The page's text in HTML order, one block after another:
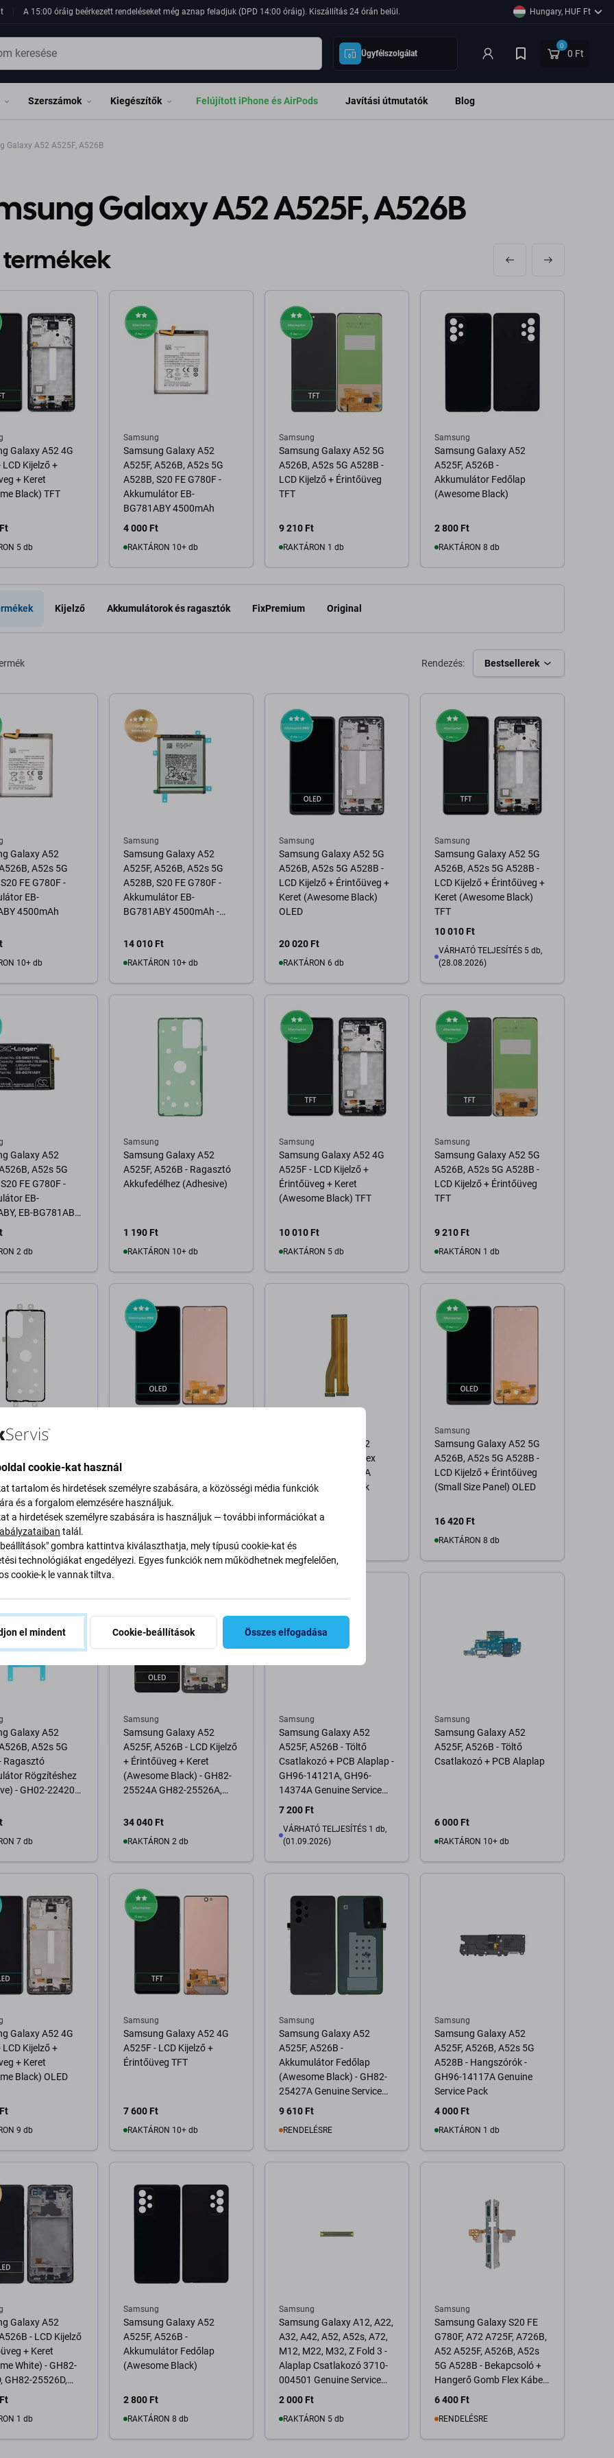
A 15:00 óráig beérkezett rendeléseket még aznap feladjuk (DPD 14:00 óráig). Kiszállítás 24 órán belül. Hungary, HUF Ft
Ügyfélszolgálat
0
0 Ft
Szerszámok Kiegészítők Felújított iPhone és AirPods Javítási útmutatók Blog
Galaxy A52 A525F, A526B
Galaxy A52 A525F, A526B
termékek
Galaxy A52 4G
LCD Kijelző +
+ Keret
Black) TFT
5 db
Samsung
Samsung Galaxy A52
A525F, A526B, A52s 5G
A528B, S20 FE G780F -
Akkumulátor EB-
BG781ABY 4500mAh
4 000 Ft
RAKTÁRON 10+ db
Kosárba
Samsung
Samsung Galaxy A52 5G
A526B, A52s 5G A528B -
LCD Kijelző + Érintőüveg
TFT
9 210 Ft
RAKTÁRON 1 db
Kosárba
Samsung
Samsung Galaxy A52
A525F, A526B -
Akkumulátor Fedőlap
(Awesome Black)
2 800 Ft
RAKTÁRON 8 db
Kosárba
Kijelző Akkumulátorok és ragasztók FixPremium Original
Rendezés: Bestsellerek
Galaxy A52
A52s 5G
FE G780F -
EB-
4500mAh
10+ db
Samsung
Samsung Galaxy A52
A525F, A526B, A52s 5G
A528B, S20 FE G780F -
Akkumulátor EB-
BG781ABY 4500mAh -
05052A, GH82-25231A
14 010 Ft
RAKTÁRON 10+ db
Samsung
Samsung Galaxy A52 5G
A526B, A52s 5G A528B -
LCD Kijelző + Érintőüveg +
Keret (Awesome Black)
OLED
20 020 Ft
RAKTÁRON 6 db
Samsung
Samsung Galaxy A52 5G
A526B, A52s 5G A528B -
LCD Kijelző + Érintőüveg +
Keret (Awesome Black)
TFT
10 010 Ft
VÁRHATÓ TELJESÍTÉS 5 db,
(28.08.2026)
Kosárba
Galaxy A52
A52s 5G
FE G780F -
EB-
EB-BG781ABE,
4400mAh
2 db
Samsung
Samsung Galaxy A52
A525F, A526B - Ragasztó
Akkufedélhez (Adhesive)
1 190 Ft
RAKTÁRON 10+ db
Samsung
Samsung Galaxy A52 4G
A525F - LCD Kijelző +
Érintőüveg + Keret
(Awesome Black) TFT
10 010 Ft
RAKTÁRON 5 db
Samsung
Samsung Galaxy A52 5G
A526B, A52s 5G A528B -
LCD Kijelző + Érintőüveg
TFT
9 210 Ft
RAKTÁRON 1 db
Galaxy A52
Ragasztó
(Adhesive) -
Genuine
10+ db
OLED
18 020 Ft
RAKTÁRON 1 db
Samsung Galaxy A52
A525F, A526B - Fő Flex
Kábel - GH59-15425A
Genuine Service Pack
4 400 Ft
RAKTÁRON 6 db
Samsung
Samsung Galaxy A52 5G
A526B, A52s 5G A528B -
LCD Kijelző + Érintőüveg
(Small Size Panel) OLED
16 420 Ft
RAKTÁRON 8 db
Galaxy A52
A52s 5G
Ragasztó
Rögzítéshez
- GH02-22420A
7 db
Samsung
Samsung Galaxy A52
A525F, A526B - LCD Kijelző
+ Érintőüveg + Keret
(Awesome Black) - GH82-
25524A GH82-25526A,
25602A Genuine Service
34 040 Ft
RAKTÁRON 2 db
Samsung
Samsung Galaxy A52
A525F, A526B - Töltő
Csatlakozó + PCB Alaplap -
GH96-14121A, GH96-
14374A Genuine Service
Pack
7 200 Ft
VÁRHATÓ TELJESÍTÉS 1 db,
(01.09.2026)
Kosárba
Samsung
Samsung Galaxy A52
A525F, A526B - Töltő
Csatlakozó + PCB Alaplap
6 000 Ft
RAKTÁRON 10+ db
Galaxy A52 4G
LCD Kijelző +
+ Keret
Black) OLED
9 db
Samsung
Samsung Galaxy A52 4G
A525F - LCD Kijelző +
Érintőüveg TFT
7 600 Ft
RAKTÁRON 10+ db
Samsung
Samsung Galaxy A52
A525F, A526B -
Akkumulátor Fedőlap
(Awesome Black) - GH82-
25427A Genuine Service
Pack
9 610 Ft
RENDELÉSRE
Samsung
Samsung Galaxy A52
A525F, A526B, A52s 5G
A528B - Hangszórók -
GH96-14117A Genuine
Service Pack
4 000 Ft
RAKTÁRON 1 db
Galaxy A52
- LCD Kijelző
+ Keret
White) - GH82-
GH82-25526D,
GH82-
1 db
Samsung
Samsung Galaxy A52
A525F, A526B -
Akkumulátor Fedőlap
(Awesome Black)
2 800 Ft
RAKTÁRON 8 db
Samsung
Samsung Galaxy A12, A22,
A32, A42, A52, A52s, A72,
M12, M22, M32, Z Fold 3 -
Alaplap Csatlakozó 3710-
004501 Genuine Service
Pack
2 000 Ft
RAKTÁRON 5 db
Samsung
Samsung Galaxy S20 FE
G780F, A72 A725F, A726B,
A52 A525F, A526B, A52s
5G A528B - Bekapcsoló +
Hangerő Gomb Flex Kábel -
GH59-15383A Genuine
6 400 Ft
RENDELÉSRE
cookie-kat használ
tartalom és hirdetések személyre szabására, a közösségi média funkciók
és a forgalom elemzésére használjuk.
a hirdetések személyre szabására is használjuk — további információkat a
talál.
beállítások" gombra kattintva kiválaszthatja, mely típusú cookie-kat és
technológiákat engedélyezi. Egyes funkciók nem működhetnek megfelelően,
cookie-k le vannak tiltva.
el mindent Cookie-beállítások Összes elfogadása